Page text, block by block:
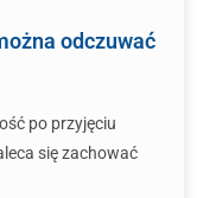
odczuwać
po przyjęciu
się zachować